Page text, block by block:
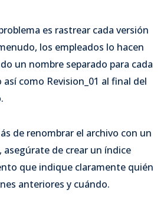
es rastrear cada versión
los empleados lo hacen
un nombre separado para cada
como Revision_01 al final del
de renombrar el archivo con un
asegúrate de crear un índice
que indique claramente quién
anteriores y cuándo.